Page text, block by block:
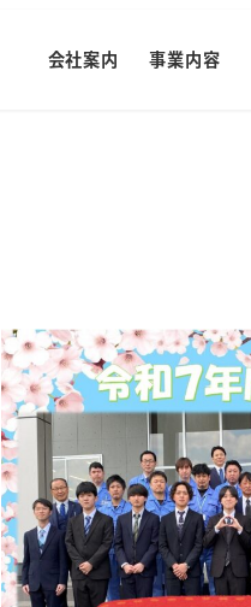
会社案内 事業内容